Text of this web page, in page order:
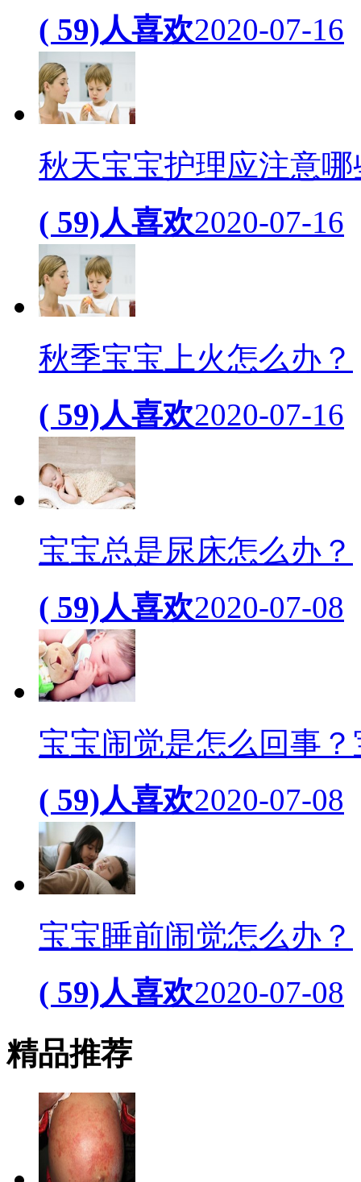
( 59)人喜欢2020-07-16
秋天宝宝护理应注意
( 59)人喜欢2020-07-16
秋季宝宝上火怎么办？
( 59)人喜欢2020-07-16
宝宝总是尿床怎么办？
( 59)人喜欢2020-07-08
宝宝闹觉是怎么回事
( 59)人喜欢2020-07-08
宝宝睡前闹觉怎么办？
( 59)人喜欢2020-07-08
精品推荐